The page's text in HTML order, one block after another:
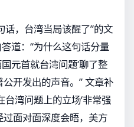
话，台湾当局该醒了”的文
道：“为什么这句话分量
元首就台湾问题‘聊了整
开发出的声音。” 文章补
湾问题上的立场‘非常强
过面对面深度会晤，美方